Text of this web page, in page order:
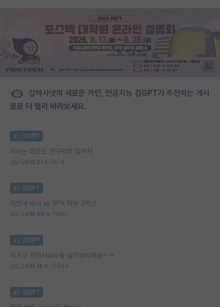
김박사넷의 새로운 거인, 인공지능 김GPT가 추천하는 게시
물로 더 멀리 바라보세요.
김GPT
여자는 외모도 연구력의 일부지
98 21 9014
김GPT
지방대 박사 vs SPK 학부 3학년
54 60 11687
김GPT
지거국 프레시교수들 실적정리해봄ㅋㅋ
24 14 15884
김GPT